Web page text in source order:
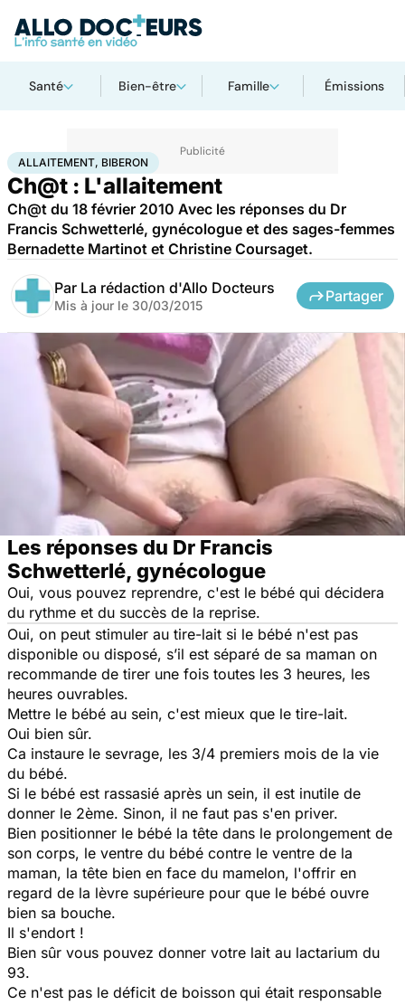
Santé Bien-être Famille Émissions
AccueilSantéAllaitement, biberon
ALLAITEMENT, BIBERON
Ch@t : L'allaitement
Ch@t du 18 février 2010 Avec les réponses du Dr
Francis Schwetterlé, gynécologue et des sages-femmes
Bernadette Martinot et Christine Coursaget.
Par La rédaction d'Allo Docteurs
Mis à jour le 30/03/2015
Partager
Les réponses du Dr Francis
Schwetterlé, gynécologue
Oui, vous pouvez reprendre, c'est le bébé qui décidera
du rythme et du succès de la reprise.
Oui, on peut stimuler au tire-lait si le bébé n'est pas
disponible ou disposé, s’il est séparé de sa maman on
recommande de tirer une fois toutes les 3 heures, les
heures ouvrables.
Mettre le bébé au sein, c'est mieux que le tire-lait.
Oui bien sûr.
Ca instaure le sevrage, les 3/4 premiers mois de la vie
du bébé.
Si le bébé est rassasié après un sein, il est inutile de
donner le 2ème. Sinon, il ne faut pas s'en priver.
Bien positionner le bébé la tête dans le prolongement de
son corps, le ventre du bébé contre le ventre de la
maman, la tête bien en face du mamelon, l'offrir en
regard de la lèvre supérieure pour que le bébé ouvre
bien sa bouche.
Il s'endort !
Bien sûr vous pouvez donner votre lait au lactarium du
93.
Ce n'est pas le déficit de boisson qui était responsable